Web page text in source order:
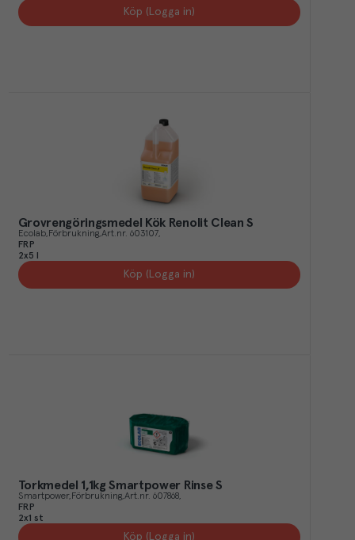
Köp (Logga in)
Grovrengöringsmedel Kök Renolit Clean S
Ecolab Förbrukning Art.nr. 603107
FRP
2x5 l
Köp (Logga in)
Torkmedel 1,1kg Smartpower Rinse S
Smartpower Förbrukning Art.nr. 607868
FRP
2x1 st
Köp (Logga in)